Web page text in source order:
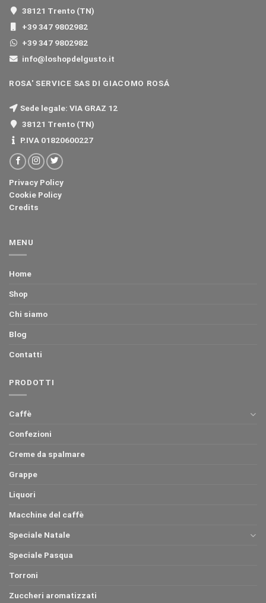
38121 Trento (TN)
+39 347 9802982
+39 347 9802982
info@loshopdelgusto.it
ROSA' SERVICE SAS DI GIACOMO ROSÁ
Sede legale: VIA GRAZ 12
38121 Trento (TN)
P.IVA 01820600227
Privacy Policy
Cookie Policy
Credits
MENU
Home
Shop
Chi siamo
Blog
Contatti
PRODOTTI
Caffè
Confezioni
Creme da spalmare
Grappe
Liquori
Macchine del caffè
Speciale Natale
Speciale Pasqua
Torroni
Zuccheri aromatizzati